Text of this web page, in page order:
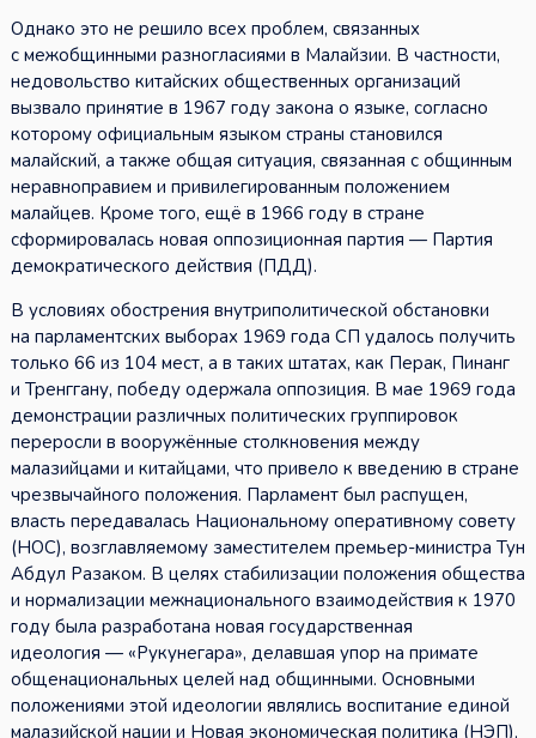
Однако это не решило всех проблем, связанных
с межобщинными разногласиями в Малайзии. В частности,
недовольство китайских общественных организаций
вызвало принятие в 1967 году закона о языке, согласно
которому официальным языком страны становился
малайский, а также общая ситуация, связанная с общинным
неравноправием и привилегированным положением
малайцев. Кроме того, ещё в 1966 году в стране
сформировалась новая оппозиционная партия — Партия
демократического действия (ПДД).
В условиях обострения внутриполитической обстановки
на парламентских выборах 1969 года СП удалось получить
только 66 из 104 мест, а в таких штатах, как Перак, Пинанг
и Тренггану, победу одержала оппозиция. В мае 1969 года
демонстрации различных политических группировок
переросли в вооружённые столкновения между
малазийцами и китайцами, что привело к введению в стране
чрезвычайного положения. Парламент был распущен,
власть передавалась Национальному оперативному совету
(НОС), возглавляемому заместителем премьер-министра Тун
Абдул Разаком. В целях стабилизации положения общества
и нормализации межнационального взаимодействия к 1970
году была разработана новая государственная
идеология — «Рукунегара», делавшая упор на примате
общенациональных целей над общинными. Основными
положениями этой идеологии являлись воспитание единой
малазийской нации и Новая экономическая политика (НЭП),